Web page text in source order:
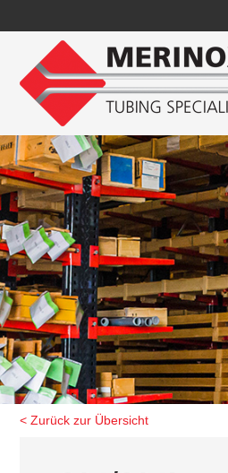
< Zurück zur Übersicht